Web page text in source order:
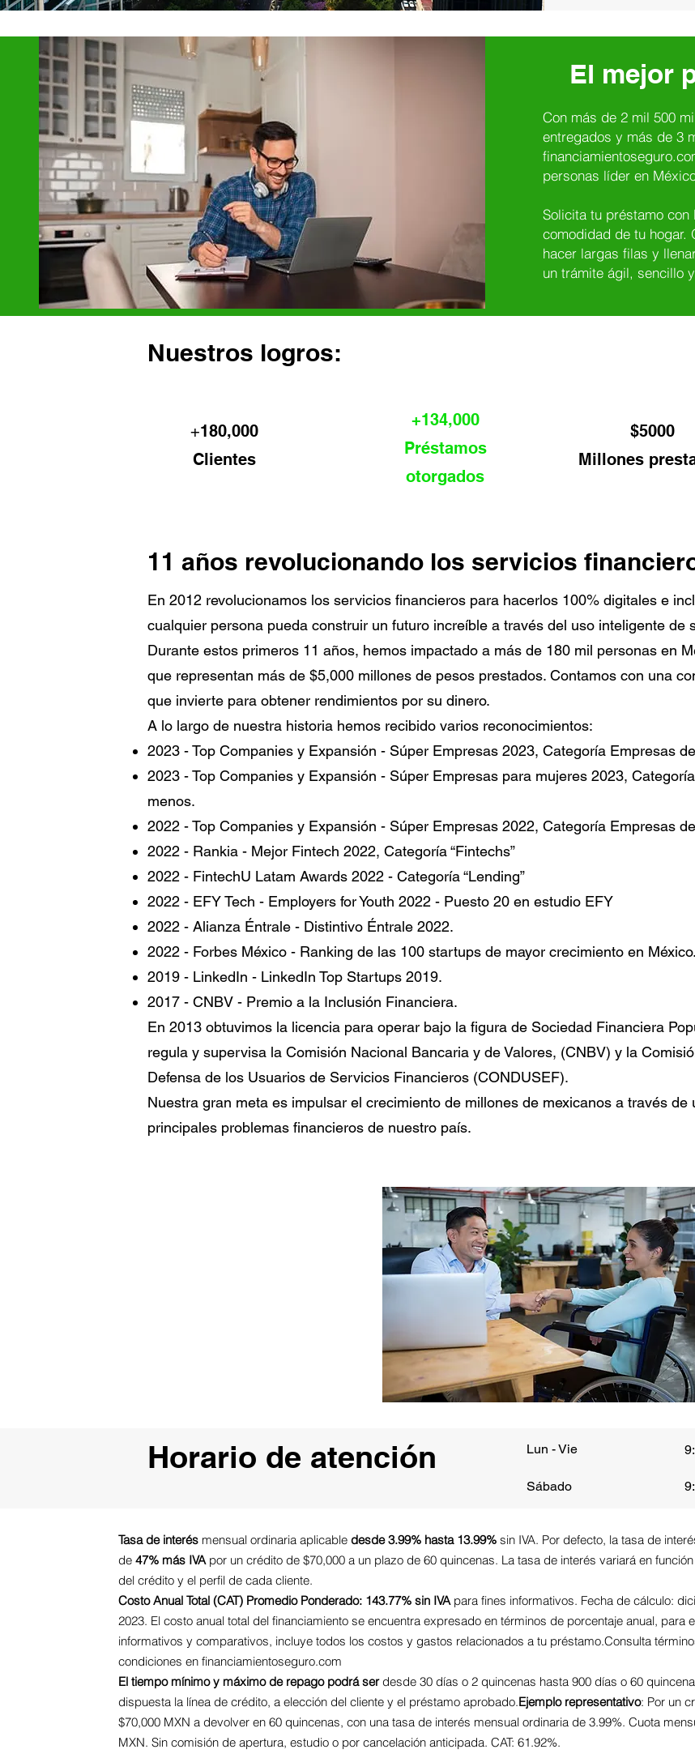
El mejor
Con más de 2 mil 500
entregados y más de 3
personas líder en
Solicita tu préstamo
comodidad de tu hogar.
hacer largas filas y
un trámite ágil, sencillo
Nuestros logros:
+180,000
Clientes
+134,000
Préstamos
otorgados
$5000
Millones
11 años revolucionando los servicios
En 2012 revolucionamos los servicios financieros para hacerlos 100% digitales e
cualquier persona pueda construir un futuro increíble a través del uso inteligente de
Durante estos primeros 11 años, hemos impactado a más de 180 mil personas en
que representan más de $5,000 millones de pesos prestados. Contamos con una
que invierte para obtener rendimientos por su dinero.
A lo largo de nuestra historia hemos recibido varios reconocimientos:
2023 - Top Companies y Expansión - Súper Empresas 2023, Categoría Empresas
2023 - Top Companies y Expansión - Súper Empresas para mujeres 2023,
menos.
2022 - Top Companies y Expansión - Súper Empresas 2022, Categoría Empresas
2022 - Rankia - Mejor Fintech 2022, Categoría “Fintechs”
2022 - FintechU Latam Awards 2022 - Categoría “Lending”
2022 - EFY Tech - Employers for Youth 2022 - Puesto 20 en estudio EFY
2022 - Alianza Éntrale - Distintivo Éntrale 2022.
2022 - Forbes México - Ranking de las 100 startups de mayor crecimiento en México.
2019 - LinkedIn - LinkedIn Top Startups 2019.
2017 - CNBV - Premio a la Inclusión Financiera.
En 2013 obtuvimos la licencia para operar bajo la figura de Sociedad Financiera
regula y supervisa la Comisión Nacional Bancaria y de Valores, (CNBV) y la
Defensa de los Usuarios de Servicios Financieros (CONDUSEF).
Nuestra gran meta es impulsar el crecimiento de millones de mexicanos a través
principales problemas financieros de nuestro país.
Horario de atención Lun - Vie
Sábado
Tasa de interés mensual ordinaria aplicable desde 3.99% hasta 13.99% sin IVA. Por defecto, la tasa de
de 47% más IVApor un crédito de $70,000 a un plazo de 60 quincenas. La tasa de interés variará en
del crédito y el perfil de cada cliente.
Costo Anual Total (CAT) Promedio Ponderado: 143.77% sin IVApara fines informativos. Fecha de cálculo:
2023. El costo anual total del financiamiento se encuentra expresado en términos de porcentaje anual, para
informativos y comparativos, incluye todos los costos y gastos relacionados a tu préstamo.Consulta
condiciones en financiamientoseguro.com
El tiempo mínimo y máximo de repago podrá serdesde 30 días o 2 quincenas hasta 900 días o 60
dispuesta la línea de crédito, a elección del cliente y el préstamo aprobado.Ejemplo representativo: Por un
$70,000 MXN a devolver en 60 quincenas, con una tasa de interés mensual ordinaria de 3.99%. Cuota
MXN. Sin comisión de apertura, estudio o por cancelación anticipada. CAT: 61.92%.